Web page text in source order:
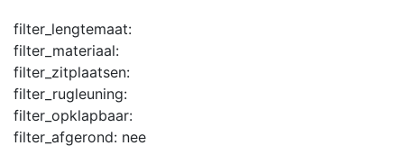
filter_lengtemaat:
filter_materiaal:
filter_zitplaatsen:
filter_rugleuning:
filter_opklapbaar:
filter_afgerond: nee